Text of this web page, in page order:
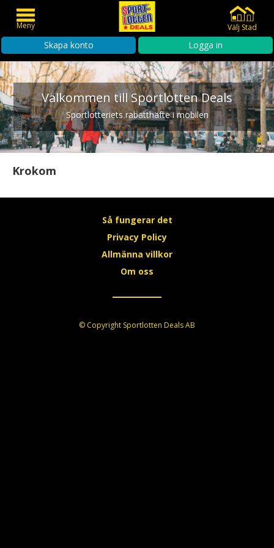
Meny Välj Stad
Skapa konto Logga in
Välkommen till Sportlotten Deals
Sportlotteriets rabatthäfte i mobilen
Krokom
Så fungerar det
Privacy Policy
Allmänna villkor
Om oss
© Copyright Sportlotten Deals AB